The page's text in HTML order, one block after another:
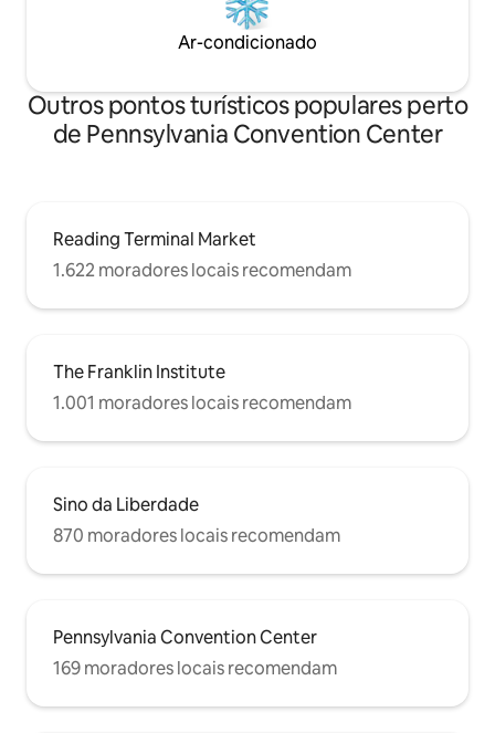
Ar-condicionado
Outros pontos turísticos populares perto
de Pennsylvania Convention Center
Reading Terminal Market
1.622 moradores locais recomendam
The Franklin Institute
1.001 moradores locais recomendam
Sino da Liberdade
870 moradores locais recomendam
Pennsylvania Convention Center
169 moradores locais recomendam